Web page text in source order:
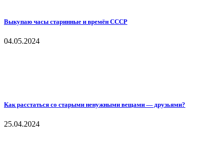
Выкупаю часы старинные и времён СССР
04.05.2024
Как расстаться со старыми ненужными вещами — друзьями?
25.04.2024